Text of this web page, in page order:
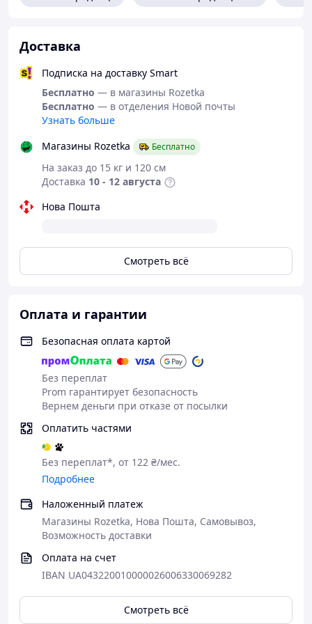
▪ Расширяет возможности основного снаряжения
▪ Компактная альтернатива полноценному рюкзаку
▪ Прочная ткань Cordura® — устойчива к истиранию
▪ Подходит для активного использования
▪ Устойчив к механическим повреждениям
🎽Комфорт:
▪ Эргономичный дизайн
▪ Не сковывает движения
▪ Удобен в длительном ношении
🎒 Туристическое снаряжение, экипировка и одежда
🧭 Для походов, выездов, активного отдыха
📦 Доставка ежедневно
🚚 Новая Почта, Укрпочта, Rozetka
🏪 г. Киев, ул. Августина Волошина, 2
📲 Поддержка, помощь с выбором, размерные сетки
Доставка
Подписка на доставку Smart
Бесплатно — в магазины Rozetka
Бесплатно — в отделения Новой почты
Узнать больше
Магазины Rozetka
Бесплатно
На заказ до 15 кг и 120 см
Доставка 10 - 12 августа
Нова Пошта
Смотреть всё
Оплата и гарантии
Безопасная оплата картой
Без переплат
Prom гарантирует безопасность
Вернем деньги при отказе от посылки
Оплатить частями
Без переплат*, от 122 ₴/мес.
Подробнее
Наложенный платеж
Магазины Rozetka, Нова Пошта, Самовывоз,
Возможность доставки
Оплата на счет
IBAN UA043220010000026006330069282
Смотреть всё